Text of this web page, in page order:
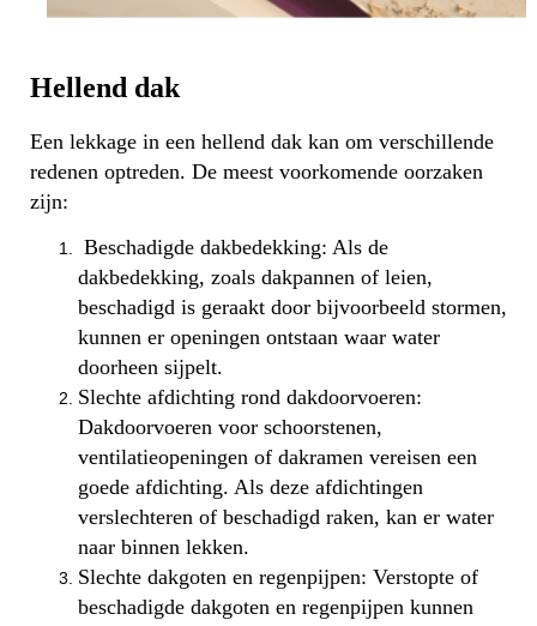
Hellend dak
Een lekkage in een hellend dak kan om verschillende
redenen optreden. De meest voorkomende oorzaken
zijn:
Beschadigde dakbedekking: Als de
dakbedekking, zoals dakpannen of leien,
beschadigd is geraakt door bijvoorbeeld stormen,
kunnen er openingen ontstaan waar water
doorheen sijpelt.
Slechte afdichting rond dakdoorvoeren:
Dakdoorvoeren voor schoorstenen,
ventilatieopeningen of dakramen vereisen een
goede afdichting. Als deze afdichtingen
verslechteren of beschadigd raken, kan er water
naar binnen lekken.
Slechte dakgoten en regenpijpen: Verstopte of
beschadigde dakgoten en regenpijpen kunnen